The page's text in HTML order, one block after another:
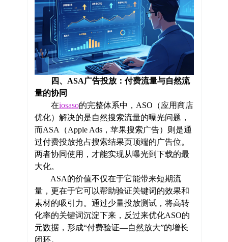
四、ASA广告投放：付费流量与自然流
量的协同
在iosaso的完整体系中，ASO（应用商店
优化）解决的是自然搜索流量的曝光问题，
而ASA（Apple Ads，苹果搜索广告）则是通
过付费投放抢占搜索结果页顶端的广告位。
两者协同使用，才能实现从曝光到下载的最
大化。
ASA的价值不仅在于它能带来短期流
量，更在于它可以帮助验证关键词的效果和
素材的吸引力。通过少量投放测试，将高转
化率的关键词沉淀下来，反过来优化ASO的
元数据，形成“付费验证—自然放大”的增长
闭环。